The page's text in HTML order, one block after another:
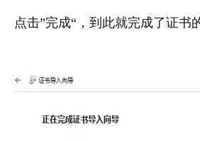
点击”完成“，到此就完成了证书